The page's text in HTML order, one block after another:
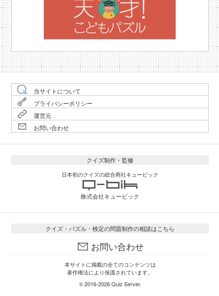
当サイトについて
プライバシーポリシー
運営元
お問い合わせ
クイズ制作・監修
日本初のクイズの総合商社キュービック
株式会社キュービック
クイズ・パズル・検定の問題制作の相談はこちら
お問い合わせ
本サイトに掲載の全てのコンテンツは
著作権法により保護されています。
© 2016-2026Quiz Server.